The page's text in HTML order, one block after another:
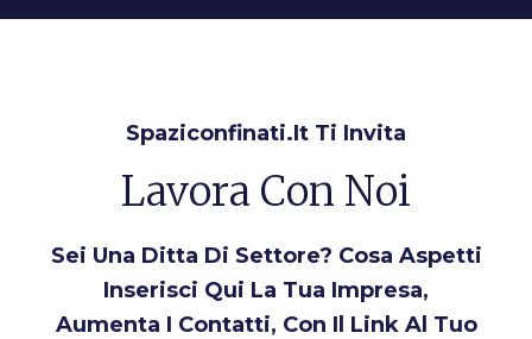
Spaziconfinati.it Ti Invita
Lavora Con Noi
Sei Una Ditta Di Settore? Cosa Aspetti
Inserisci Qui La Tua Impresa,
Aumenta I Contatti, Con Il Link Al Tuo